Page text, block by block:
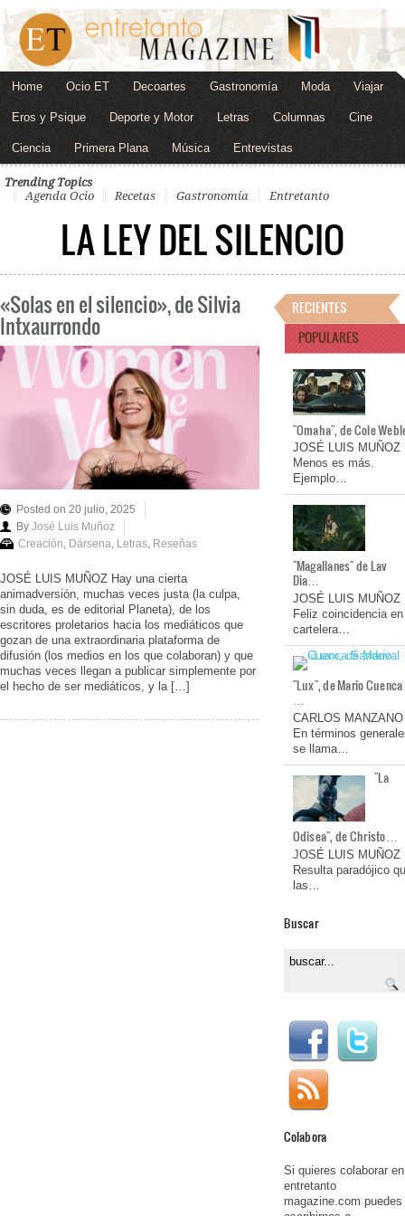
Home Ocio ET Decoartes Gastronomía Moda Viajar
Eros y Psique Deporte y Motor Letras Columnas Cine
Ciencia Primera Plana Música Entrevistas
Trending Topics
Agenda Ocio
Recetas Gastronomía Entretanto
LA LEY DEL SILENCIO
«Solas en el silencio», de Silvia
Intxaurrondo
Posted on 20 julio, 2025
By José Luis Muñoz
Creación, Dársena, Letras, Reseñas
JOSÉ LUIS MUÑOZ Hay una cierta
animadversión, muchas veces justa (la culpa,
sin duda, es de editorial Planeta), de los
escritores proletarios hacia los mediáticos que
gozan de una extraordinaria plataforma de
difusión (los medios en los que colaboran) y que
muchas veces llegan a publicar simplemente por
el hecho de ser mediáticos, y la […]
RECIENTES
POPULARES
"Omaha", de Cole
JOSÉ LUIS MUÑOZ
Menos es más.
Ejemplo…
"Magallanes" de Lav
Dia…
JOSÉ LUIS MUÑOZ
Feliz coincidencia en
cartelera…
"Lux", de Mario Cuenca
…
CARLOS MANZANO
En términos
se llama…
"La
Odisea", de Christo…
JOSÉ LUIS MUÑOZ
Resulta paradójico
las…
Buscar
Colabora
Si quieres colaborar en
entretanto
magazine.com puedes